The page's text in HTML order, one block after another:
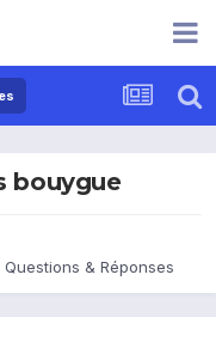
bouygue
& Réponses